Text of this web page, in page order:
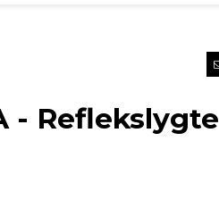
- Reflekslygte